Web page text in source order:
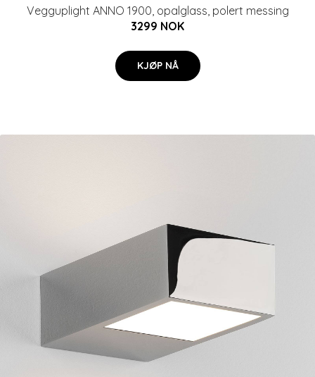
Vegguplight ANNO 1900, opalglass, polert messing
3299 NOK
KJØP NÅ